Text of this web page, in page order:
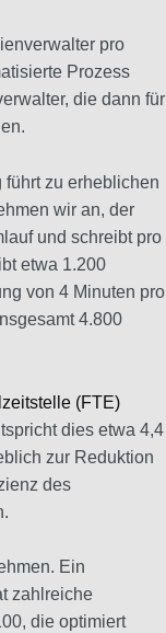
pro
Prozess
die dann für
führt zu erheblichen
wir an, der
und schreibt pro
etwa 1.200
von 4 Minuten pro
4.800
(FTE)
dies etwa 4,4
zur Reduktion
des
Ein
zahlreiche
die optimiert